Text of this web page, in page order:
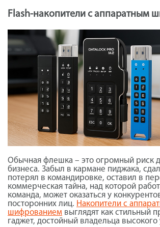
Flash-накопители с аппаратным
Обычная флешка – это огромный риск
бизнеса. Забыл в кармане пиджака,
потерял в командировке, оставил в
коммерческая тайна, над которой
команда, может оказаться у
посторонних лиц. Накопители с
шифрованием выглядят как стильный
гаджет, достойный владельца